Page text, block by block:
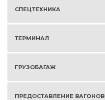
СПЕЦТЕХНИКА
ТЕРМИНАЛ
ГРУЗОБАГАЖ
ПРЕДОСТАВЛЕНИЕ ВАГОНОВ